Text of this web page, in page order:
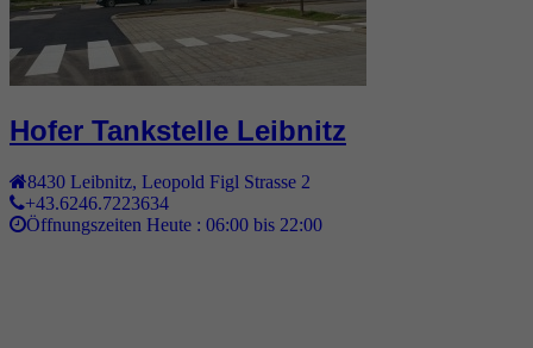
Hofer Tankstelle Leibnitz
8430 Leibnitz Leopold Figl Strasse 2
+43.6246.7223634
Öffnungszeiten Heute : 06:00 bis 22:00